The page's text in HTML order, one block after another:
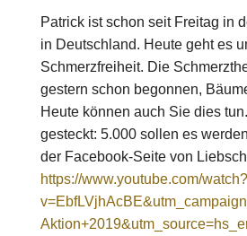
Patrick ist schon seit Freitag in
in Deutschland. Heute geht es
Schmerzfreiheit. Die
gestern schon begonnen,
Heute können auch Sie dies
gesteckt: 5.000 sollen es
der Facebook-Seite von
https://www.youtube.com/watch?